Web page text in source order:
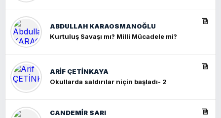
ABDULLAH KARAOSMANOĞLU
Kurtuluş Savaşı mı? Milli Mücadele mi?
ARIF ÇETİNKAYA
Okullarda saldırılar niçin başladı- 2
CANDEMIR SARI